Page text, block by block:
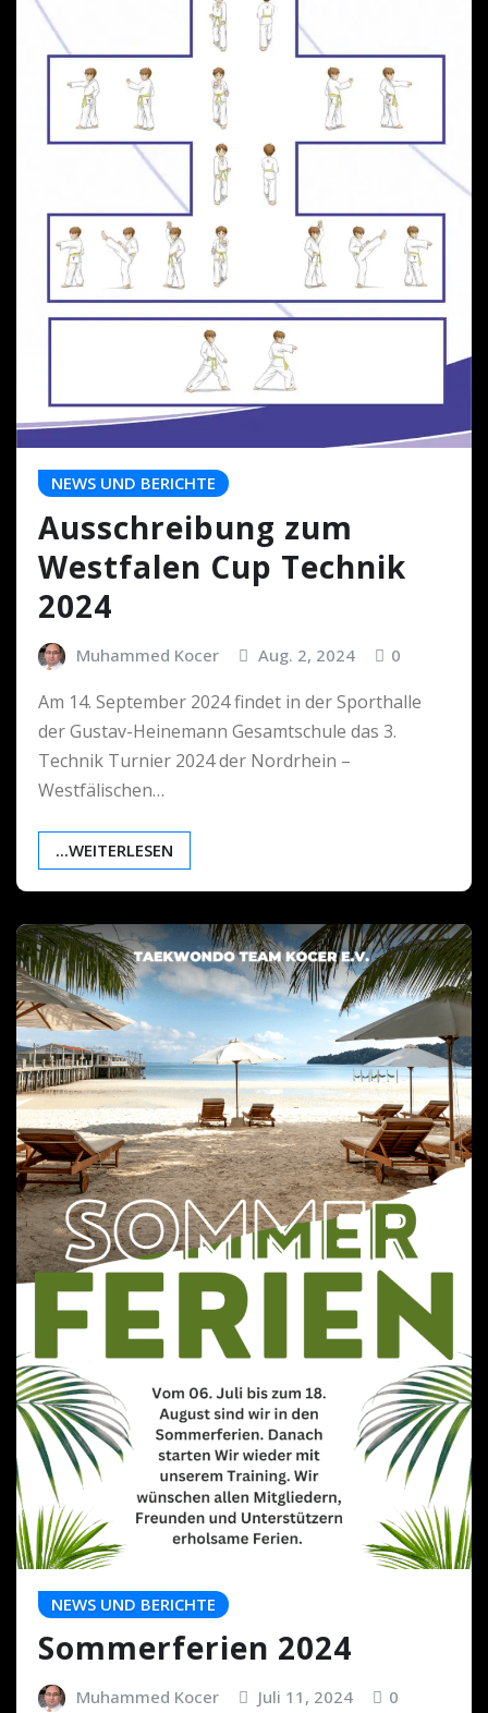
NEWS UND BERICHTE
Ausschreibung zum
Westfalen Cup Technik
2024
Muhammed Kocer Aug. 2, 2024 0
Am 14. September 2024 findet in der Sporthalle
der Gustav-Heinemann Gesamtschule das 3.
Technik Turnier 2024 der Nordrhein –
Westfälischen…
...WEITERLESEN
NEWS UND BERICHTE
Sommerferien 2024
Muhammed Kocer Juli 11, 2024 0